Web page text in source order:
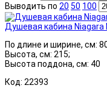
Выводить по 20 50 100
Душевая кабина Niagara
По длине и ширине, см:
Высота, см: 215;
Высота поддона, см: 40
Код: 22393